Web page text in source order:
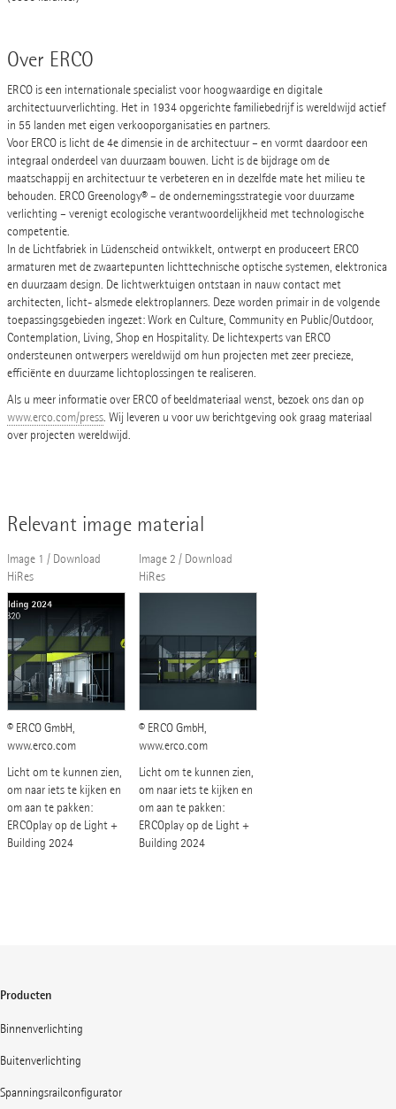
Over ERCO
ERCO is een internationale specialist voor hoogwaardige en digitale
architectuurverlichting. Het in 1934 opgerichte familiebedrijf is wereldwijd actief
in 55 landen met eigen verkooporganisaties en partners.
Voor ERCO is licht de 4e dimensie in de architectuur – en vormt daardoor een
integraal onderdeel van duurzaam bouwen. Licht is de bijdrage om de
maatschappij en architectuur te verbeteren en in dezelfde mate het milieu te
behouden. ERCO Greenology® – de ondernemingsstrategie voor duurzame
verlichting – verenigt ecologische verantwoordelijkheid met technologische
competentie.
In de Lichtfabriek in Lüdenscheid ontwikkelt, ontwerpt en produceert ERCO
armaturen met de zwaartepunten lichttechnische optische systemen, elektronica
en duurzaam design. De lichtwerktuigen ontstaan in nauw contact met
architecten, licht- alsmede elektroplanners. Deze worden primair in de volgende
toepassingsgebieden ingezet: Work en Culture, Community en Public/Outdoor,
Contemplation, Living, Shop en Hospitality. De lichtexperts van ERCO
ondersteunen ontwerpers wereldwijd om hun projecten met zeer precieze,
efficiënte en duurzame lichtoplossingen te realiseren.
Als u meer informatie over ERCO of beeldmateriaal wenst, bezoek ons dan op
www.erco.com/press. Wij leveren u voor uw berichtgeving ook graag materiaal
over projecten wereldwijd.
Relevant image material
Image 1 / Download
HiRes
© ERCO GmbH,
www.erco.com
Licht om te kunnen zien,
om naar iets te kijken en
om aan te pakken:
ERCOplay op de Light +
Building 2024
Image 2 / Download
HiRes
© ERCO GmbH,
www.erco.com
Licht om te kunnen zien,
om naar iets te kijken en
om aan te pakken:
ERCOplay op de Light +
Building 2024
Producten
Binnenverlichting
Buitenverlichting
Spanningsrailconfigurator